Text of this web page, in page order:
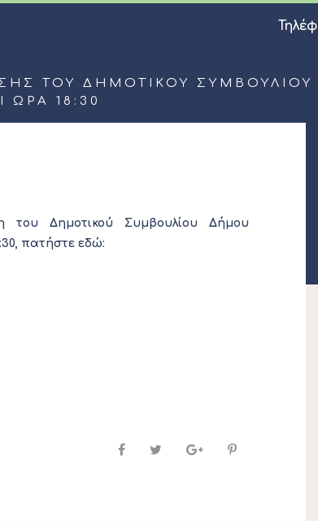
ΤΟΥ ΔΗΜΟΤΙΚΟΎ
ΏΡΑ 18:30
του Δημοτικού Συμβουλίου Δήμου
πατήστε εδώ: